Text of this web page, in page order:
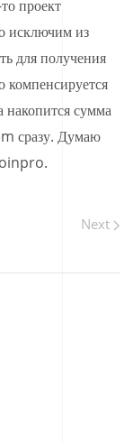
проект
исключим из
для получения
компенсируется
накопится сумма
сразу. Думаю
Next